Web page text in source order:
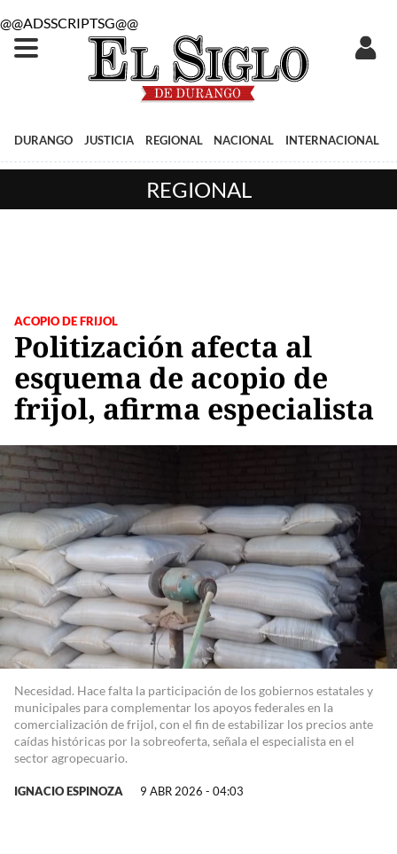
@@ADSSCRIPTSG@@
DURANGO JUSTICIA REGIONAL NACIONAL INTERNACIONAL
REGIONAL
ACOPIO DE FRIJOL
Politización afecta al
esquema de acopio de
frijol, afirma especialista
Necesidad. Hace falta la participación de los gobiernos estatales y
municipales para complementar los apoyos federales en la
comercialización de frijol, con el fin de estabilizar los precios ante
caídas históricas por la sobreoferta, señala el especialista en el
sector agropecuario.
IGNACIO ESPINOZA 9 ABR 2026 - 04:03